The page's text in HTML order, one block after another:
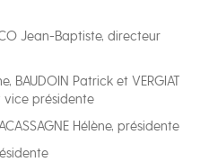
Jean-Baptiste, directeur
BAUDOIN Patrick et VERGIAT
vice présidente
Hélène, présidente